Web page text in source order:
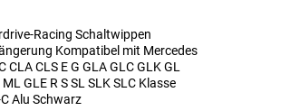
Racing Schaltwippen
Kompatibel mit Mercedes
CLA CLS E G GLA GLC GLK GL
ML GLE R S SL SLK SLC Klasse
Alu Schwarz